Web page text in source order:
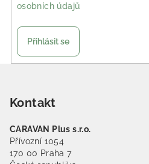
osobních údajů
Přihlásit se
Kontakt
CARAVAN Plus s.r.o.
Přívozní 1054
170 00 Praha 7